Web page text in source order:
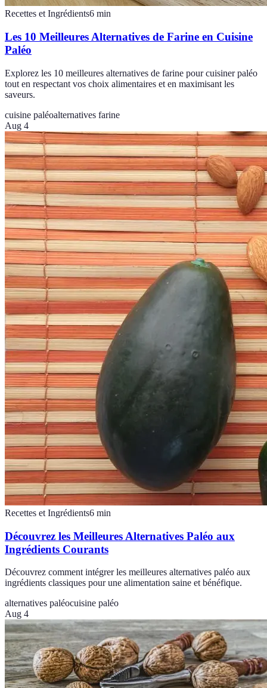
Recettes et Ingrédients6 min
Les 10 Meilleures Alternatives de Farine en Cuisine
Paléo
Explorez les 10 meilleures alternatives de farine pour cuisiner paléo
tout en respectant vos choix alimentaires et en maximisant les
saveurs.
cuisine paléoalternatives farine
Aug 4
Recettes et Ingrédients6 min
Découvrez les Meilleures Alternatives Paléo aux
Ingrédients Courants
Découvrez comment intégrer les meilleures alternatives paléo aux
ingrédients classiques pour une alimentation saine et bénéfique.
alternatives paléocuisine paléo
Aug 4